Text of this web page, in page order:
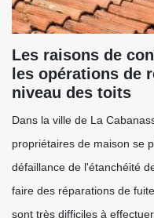
Les raisons de
les opérations de
niveau des toits
Dans la ville de La
propriétaires de maison se
défaillance de l'étanchéité
faire des réparations de
sont très difficiles à